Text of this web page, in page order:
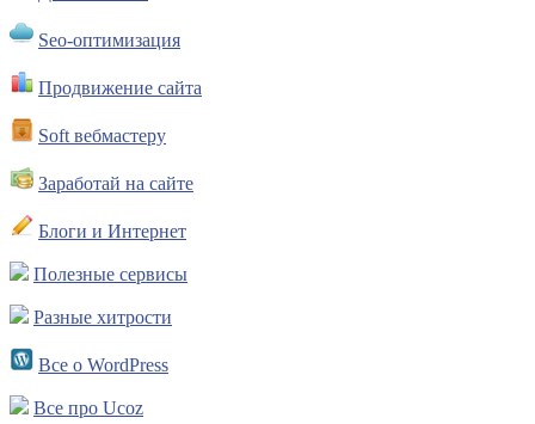
Seo-оптимизация
Продвижение сайта
Soft вебмастеру
Заработай на сайте
Блоги и Интернет
Полезные сервисы
Разные хитрости
Все о WordPress
Все про Ucoz